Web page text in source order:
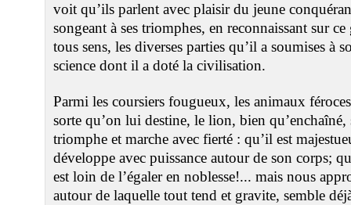
voit qu’ils parlent avec plaisir du jeune
songeant à ses triomphes, en reconnaissant sur
tous sens, les diverses parties qu’il a soumises à
science dont il a doté la civilisation.
Parmi les coursiers fougueux, les animaux
sorte qu’on lui destine, le lion, bien qu’enchaîné,
triomphe et marche avec fierté : qu’il est
développe avec puissance autour de son corps;
est loin de l’égaler en noblesse!... mais nous
autour de laquelle tout tend et gravite, semble